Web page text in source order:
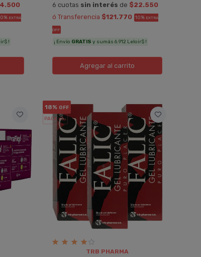
EXTRA
!
6 cuotas sin interés de $22.550
ó Transferencia $121.770 10% EXTRA
OFF
¡ Envío GRATIS y sumás 6.912 Leloir$ !
Agregaral carrito
18% OFF
PACK x3u.
TRB PHARMA